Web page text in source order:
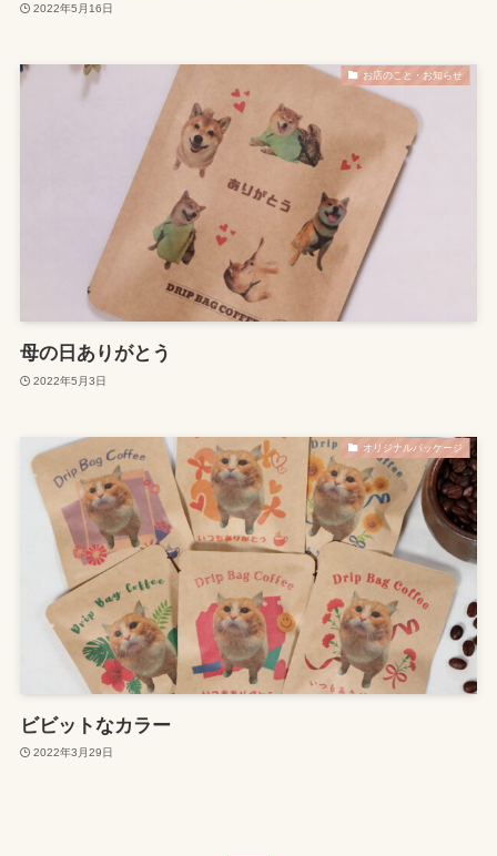
2022年5月16日
お店のこと・お知らせ
母の日ありがとう
2022年5月3日
オリジナルパッケージ
ビビットなカラー
2022年3月29日